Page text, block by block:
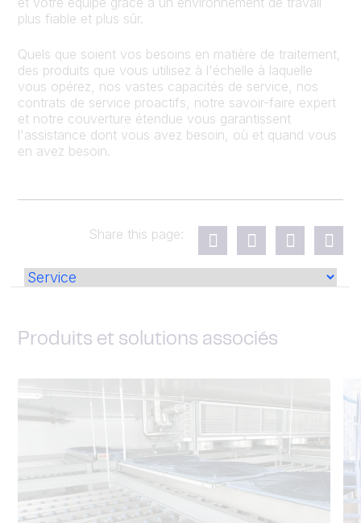
plus fiable et plus sûr.
Quels que soient vos besoins en matière de traitement,
des produits que vous utilisez à l'échelle à laquelle
vous opérez, nos vastes capacités de service, nos
contrats de service proactifs, notre savoir-faire expert
et notre couverture étendue vous garantissent
l'assistance dont vous avez besoin, où et quand vous
en avez besoin.
Share this page:
Produits et solutions associés